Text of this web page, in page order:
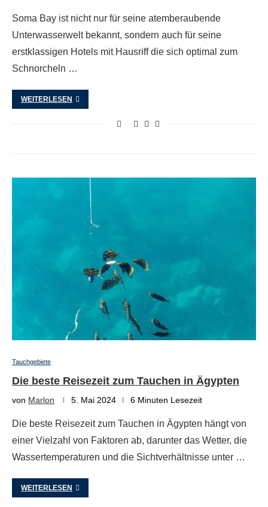
Soma Bay ist nicht nur für seine atemberaubende
Unterwasserwelt bekannt, sondern auch für seine
erstklassigen Hotels mit Hausriff die sich optimal zum
Schnorcheln …
WEITERLESEN
Tauchgebiete
Die beste Reisezeit zum Tauchen in Ägypten
von Marlon 5. Mai 2024 6 Minuten Lesezeit
Die beste Reisezeit zum Tauchen in Ägypten hängt von
einer Vielzahl von Faktoren ab, darunter das Wetter, die
Wassertemperaturen und die Sichtverhältnisse unter …
WEITERLESEN